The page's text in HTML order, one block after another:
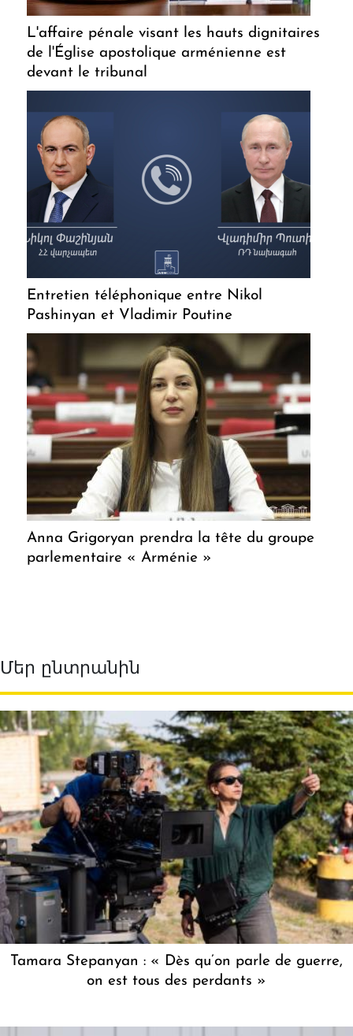
L'affaire pénale visant les hauts dignitaires
de l'Église apostolique arménienne est
devant le tribunal
Entretien téléphonique entre Nikol
Pashinyan et Vladimir Poutine
Anna Grigoryan prendra la tête du groupe
parlementaire « Arménie »
Մեր ընտրանին
Tamara Stepanyan : « Dès qu’on parle de guerre,
on est tous des perdants »